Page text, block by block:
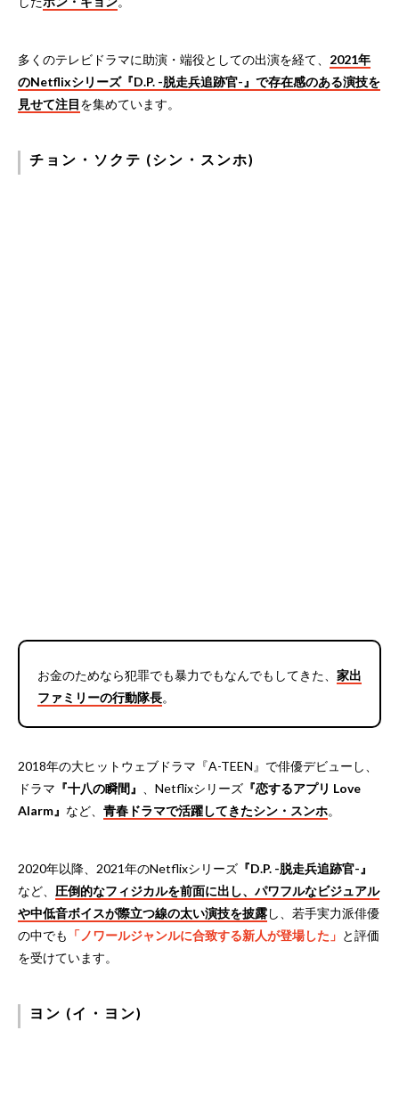
多くのテレビドラマに助演・端役としての出演を経て、 2021年
のNetflixシリーズ『D.P. -脱走兵追跡官-』で存在感のある演技を
見せて注目を集めています。
チョン・ソクテ (シン・スンホ)
お金のためなら犯罪でも暴力でもなんでもしてきた、 家出
ファミリーの行動隊長。
2018年の大ヒットウェブドラマ『A-TEEN』で俳優デビューし、
ドラマ 『十八の瞬間』 、Netflixシリーズ 『恋するアプリ Love
Alarm』 など、 青春ドラマで活躍してきたシン・スンホ。
2020年以降、2021年のNetflixシリーズ 『D.P. -脱走兵追跡官-』
など、 圧倒的なフィジカルを前面に出し、パワフルなビジュアル
や中低音ボイスが際立つ線の太い演技を披露し、若手実力派俳優
の中でも 「ノワールジャンルに合致する新人が登場した」 と評価
を受けています。
ヨン (イ・ヨン)